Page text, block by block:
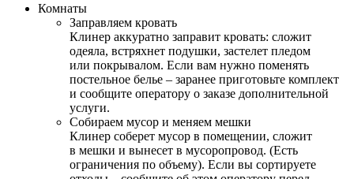
Комнаты
Заправляем кровать
Клинер аккуратно заправит кровать: сложит
одеяла, встряхнет подушки, застелет пледом
или покрывалом. Если вам нужно поменять
постельное белье – заранее приготовьте комплект
и сообщите оператору о заказе дополнительной
услуги.
Собираем мусор и меняем мешки
Клинер соберет мусор в помещении, сложит
в мешки и вынесет в мусоропровод. (Есть
ограничения по объему). Если вы сортируете